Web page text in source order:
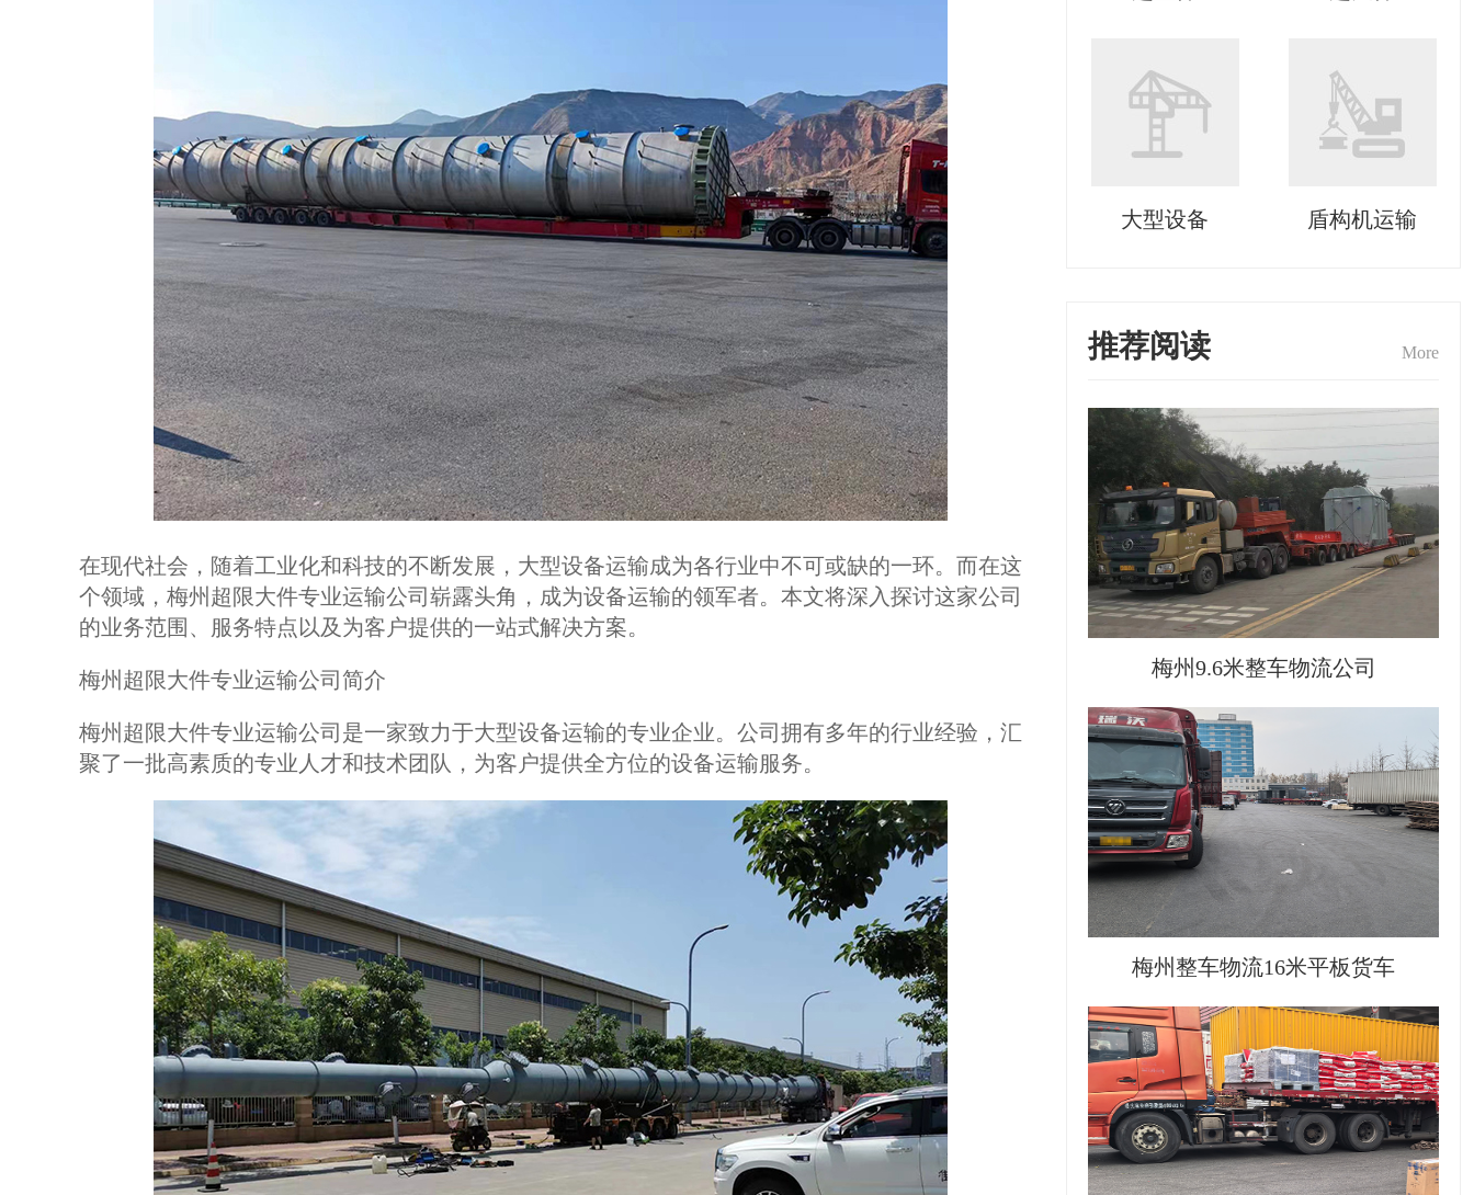
在现代社会，随着工业化和科技的不断发展，大型设备运输成为各行业中不可或缺的一环。而在这
个领域，梅州超限大件专业运输公司崭露头角，成为设备运输的领军者。本文将深入探讨这家公司
的业务范围、服务特点以及为客户提供的一站式解决方案。
梅州超限大件专业运输公司简介
梅州超限大件专业运输公司是一家致力于大型设备运输的专业企业。公司拥有多年的行业经验，汇
聚了一批高素质的专业人才和技术团队，为客户提供全方位的设备运输服务。
大型设备 盾构机运输
推荐阅读 More
梅州9.6米整车物流公司
梅州整车物流16米平板货车